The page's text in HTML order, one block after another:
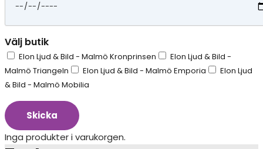
Välj butik
Elon Ljud & Bild - Malmö Kronprinsen
Elon Ljud & Bild -
Malmö Triangeln
Elon Ljud & Bild - Malmö Emporia
Elon Ljud
& Bild - Malmö Mobilia
Skicka
Inga produkter i varukorgen.